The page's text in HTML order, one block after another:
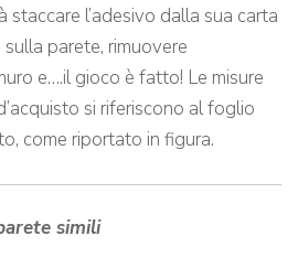
staccare l’adesivo dalla sua carta
parete, rimuovere
e….il gioco è fatto! Le misure
si riferiscono al foglio
come riportato in figura.
simili